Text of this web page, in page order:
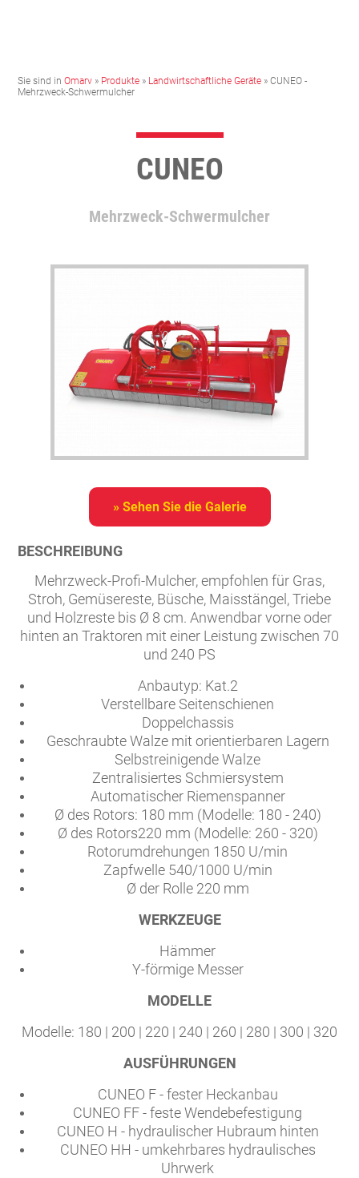
Sie sind inOmarv » Produkte » Landwirtschaftliche Geräte » CUNEO -
Mehrzweck-Schwermulcher
CUNEO
Mehrzweck-Schwermulcher
» Sehen Sie die Galerie
BESCHREIBUNG
Mehrzweck-Profi-Mulcher, empfohlen für Gras,
Stroh, Gemüsereste, Büsche, Maisstängel, Triebe
und Holzreste bis Ø 8 cm. Anwendbar vorne oder
hinten an Traktoren mit einer Leistung zwischen 70
und 240 PS
Anbautyp: Kat.2
Verstellbare Seitenschienen
Doppelchassis
Geschraubte Walze mit orientierbaren Lagern
Selbstreinigende Walze
Zentralisiertes Schmiersystem
Automatischer Riemenspanner
Ø des Rotors: 180 mm (Modelle: 180 - 240)
Ø des Rotors220 mm (Modelle: 260 - 320)
Rotorumdrehungen 1850 U/min
Zapfwelle 540/1000 U/min
Ø der Rolle 220 mm
WERKZEUGE
Hämmer
Y-förmige Messer
MODELLE
Modelle: 180 | 200 | 220 | 240 | 260 | 280 | 300 | 320
AUSFÜHRUNGEN
CUNEO F - fester Heckanbau
CUNEO FF - feste Wendebefestigung
CUNEO H - hydraulischer Hubraum hinten
CUNEO HH - umkehrbares hydraulisches
Uhrwerk